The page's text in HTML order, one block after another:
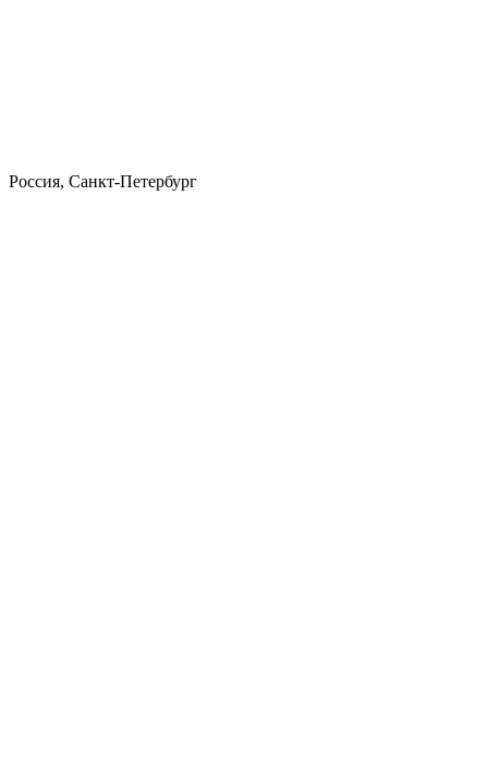
Россия, Санкт-Петербург